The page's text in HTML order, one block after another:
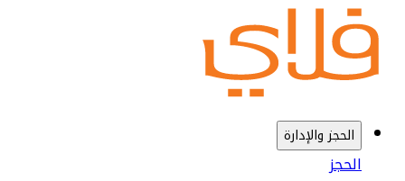
الحجز والإدارة
الحجز